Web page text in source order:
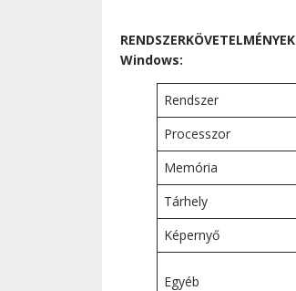
RENDSZERKÖVETELMÉNYEK
Windows:
Rendszer
Processzor
Memória
Tárhely
Képernyő
Egyéb